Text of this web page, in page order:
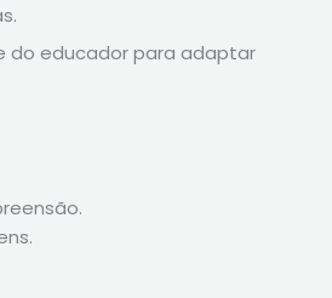
do educador para adaptar